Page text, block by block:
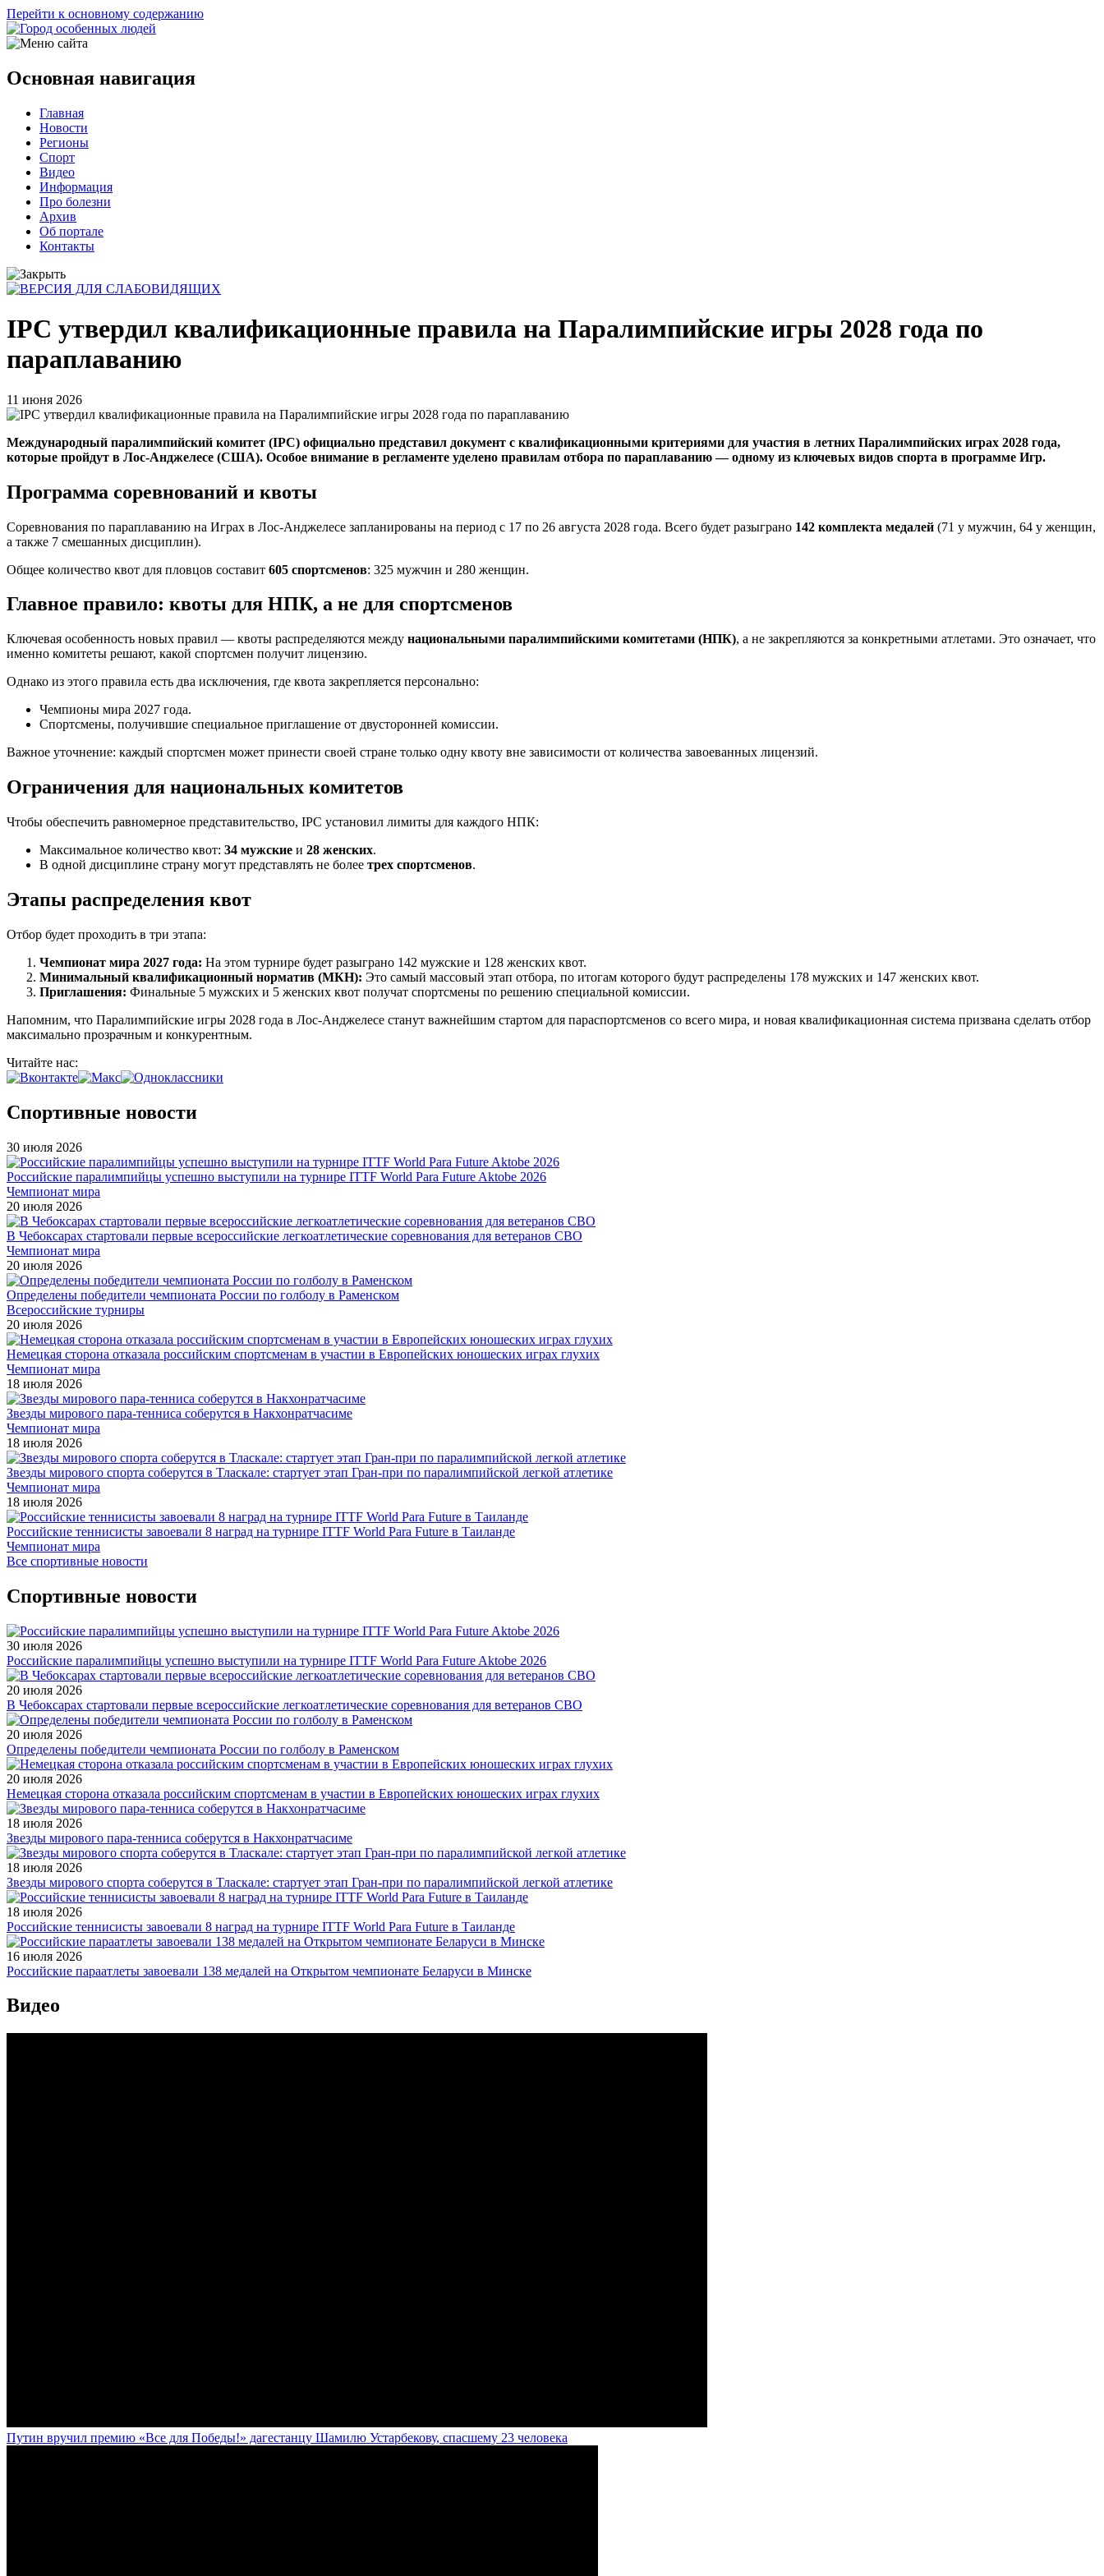
Перейти к основному содержанию
Основная навигация
Главная
Новости
Регионы
Спорт
Видео
Информация
Про болезни
Архив
Об портале
Контакты
IPC утвердил квалификационные правила на Паралимпийские игры 2028 года по
параплаванию
11 июня 2026
Международный паралимпийский комитет (IPC) официально представил документ с квалификационными критериями для участия в летних Паралимпийских играх 2028 года,
которые пройдут в Лос-Анджелесе (США). Особое внимание в регламенте уделено правилам отбора по параплаванию — одному из ключевых видов спорта в программе Игр.
Программа соревнований и квоты
Соревнования по параплаванию на Играх в Лос-Анджелесе запланированы на период с 17 по 26 августа 2028 года. Всего будет разыграно 142 комплекта медалей (71 у мужчин, 64 у женщин,
а также 7 смешанных дисциплин).
Общее количество квот для пловцов составит 605 спортсменов: 325 мужчин и 280 женщин.
Главное правило: квоты для НПК, а не для спортсменов
Ключевая особенность новых правил — квоты распределяются между национальными паралимпийскими комитетами (НПК), а не закрепляются за конкретными атлетами. Это означает, что
именно комитеты решают, какой спортсмен получит лицензию.
Однако из этого правила есть два исключения, где квота закрепляется персонально:
Чемпионы мира 2027 года.
Спортсмены, получившие специальное приглашение от двусторонней комиссии.
Важное уточнение: каждый спортсмен может принести своей стране только одну квоту вне зависимости от количества завоеванных лицензий.
Ограничения для национальных комитетов
Чтобы обеспечить равномерное представительство, IPC установил лимиты для каждого НПК:
Максимальное количество квот: 34 мужские и 28 женских.
В одной дисциплине страну могут представлять не более трех спортсменов.
Этапы распределения квот
Отбор будет проходить в три этапа:
Чемпионат мира 2027 года: На этом турнире будет разыграно 142 мужские и 128 женских квот.
Минимальный квалификационный норматив (МКН): Это самый массовый этап отбора, по итогам которого будут распределены 178 мужских и 147 женских квот.
Приглашения: Финальные 5 мужских и 5 женских квот получат спортсмены по решению специальной комиссии.
Напомним, что Паралимпийские игры 2028 года в Лос-Анджелесе станут важнейшим стартом для параспортсменов со всего мира, и новая квалификационная система призвана сделать отбор
максимально прозрачным и конкурентным.
Читайте нас:
Спортивные новости
30 июля 2026
Российские паралимпийцы успешно выступили на турнире ITTF World Para Future Aktobe 2026
Чемпионат мира
20 июля 2026
В Чебоксарах стартовали первые всероссийские легкоатлетические соревнования для ветеранов СВО
Чемпионат мира
20 июля 2026
Определены победители чемпионата России по голболу в Раменском
Всероссийские турниры
20 июля 2026
Немецкая сторона отказала российским спортсменам в участии в Европейских юношеских играх глухих
Чемпионат мира
18 июля 2026
Звезды мирового пара-тенниса соберутся в Накхонратчасиме
Чемпионат мира
18 июля 2026
Звезды мирового спорта соберутся в Тласкале: стартует этап Гран-при по паралимпийской легкой атлетике
Чемпионат мира
18 июля 2026
Российские теннисисты завоевали 8 наград на турнире ITTF World Para Future в Таиланде
Чемпионат мира
Все спортивные новости
Спортивные новости
30 июля 2026
Российские паралимпийцы успешно выступили на турнире ITTF World Para Future Aktobe 2026
20 июля 2026
В Чебоксарах стартовали первые всероссийские легкоатлетические соревнования для ветеранов СВО
20 июля 2026
Определены победители чемпионата России по голболу в Раменском
20 июля 2026
Немецкая сторона отказала российским спортсменам в участии в Европейских юношеских играх глухих
18 июля 2026
Звезды мирового пара-тенниса соберутся в Накхонратчасиме
18 июля 2026
Звезды мирового спорта соберутся в Тласкале: стартует этап Гран-при по паралимпийской легкой атлетике
18 июля 2026
Российские теннисисты завоевали 8 наград на турнире ITTF World Para Future в Таиланде
16 июля 2026
Российские параатлеты завоевали 138 медалей на Открытом чемпионате Беларуси в Минске
Видео
Путин вручил премию «Все для Победы!» дагестанцу Шамилю Устарбекову, спасшему 23 человека